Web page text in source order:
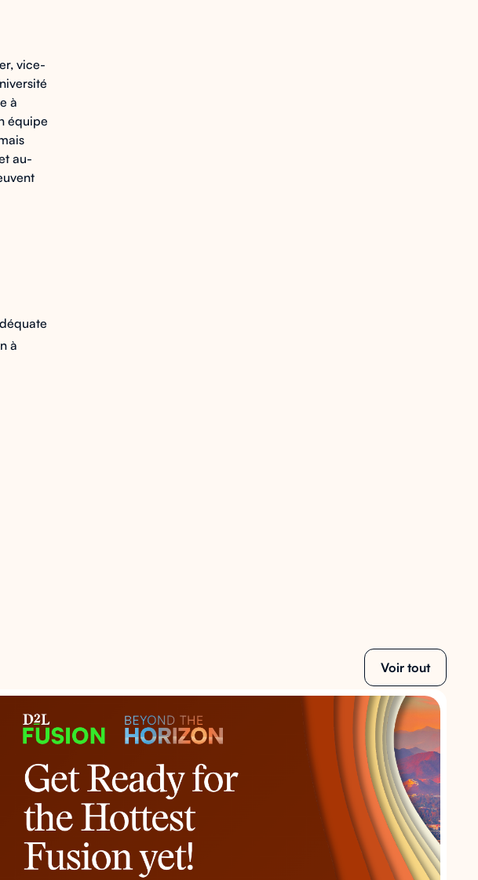
vice-
à
équipe
au-
à
Voir tout